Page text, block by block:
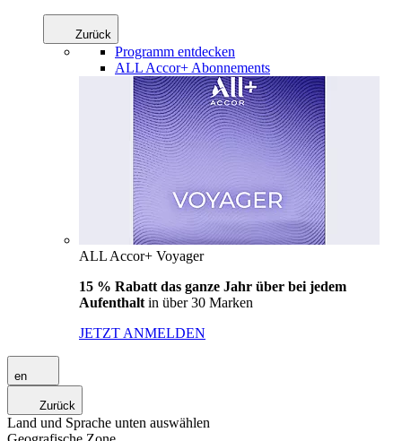
Zurück
Programm entdecken
ALL Accor+ Abonnements
ALL Accor+ Voyager
15 % Rabatt das ganze Jahr über bei jedem
Aufenthalt in über 30 Marken
JETZT ANMELDEN
en
Zurück
Land und Sprache unten auswählen